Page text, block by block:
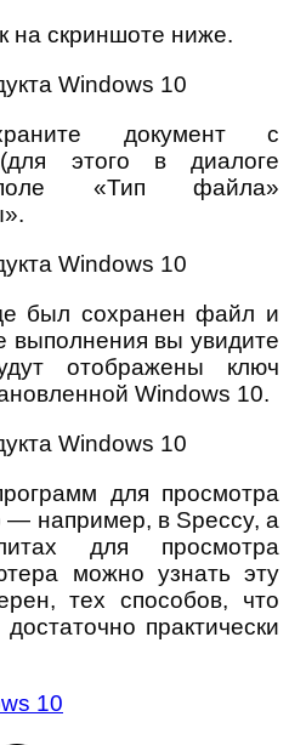
на скриншоте ниже.
документ с
этого в диалоге
«Тип файла»
был сохранен файл и
выполнения вы увидите
отображены ключ
Windows 10.
для просмотра
— например, в Speccy, а
для просмотра
можно узнать эту
тех способов, что
практически
10